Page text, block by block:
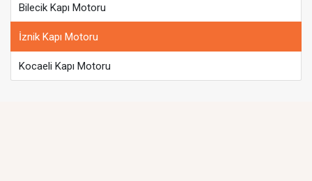
Bilecik Kapı Motoru
İznik Kapı Motoru
Kocaeli Kapı Motoru